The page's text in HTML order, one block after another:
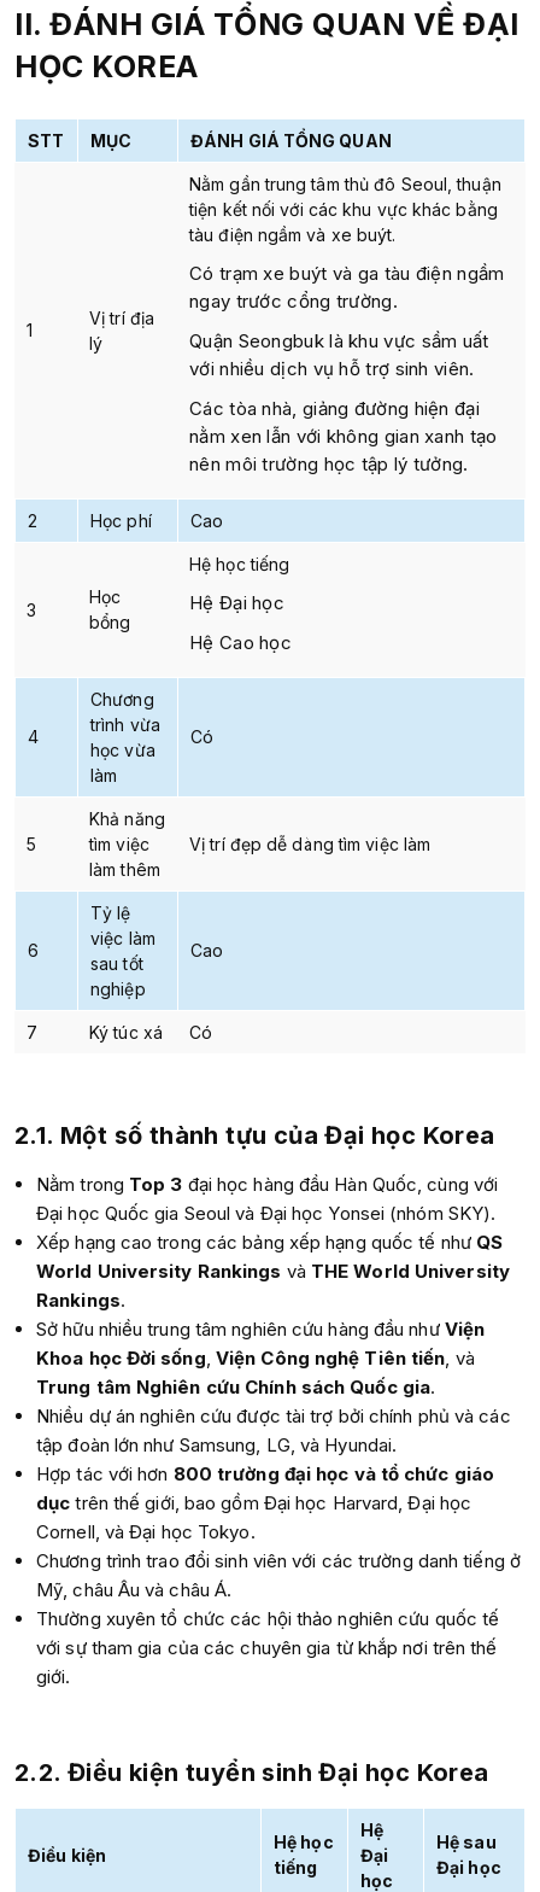
II. ĐÁNH GIÁ TỔNG QUAN VỀ ĐẠI
HỌC KOREA
STT MỤC ĐÁNH GIÁ TỔNG QUAN
1
Vị trí địa
lý
Nằm gần trung tâm thủ đô Seoul, thuận
tiện kết nối với các khu vực khác bằng
tàu điện ngầm và xe buýt.
Có trạm xe buýt và ga tàu điện ngầm
ngay trước cổng trường.
Quận Seongbuk là khu vực sầm uất
với nhiều dịch vụ hỗ trợ sinh viên.
Các tòa nhà, giảng đường hiện đại
nằm xen lẫn với không gian xanh tạo
nên môi trường học tập lý tưởng.
2 Học phí Cao
3
Học
bổng
Hệ học tiếng
Hệ Đại học
Hệ Cao học
4
Chương
trình vừa
học vừa
làm
Có
5
Khả năng
tìm việc
làm thêm
Vị trí đẹp dễ dàng tìm việc làm
6
Tỷ lệ
việc làm
sau tốt
nghiệp
Cao
7 Ký túc xá Có
2.1. Một số thành tựu của Đại học Korea
Nằm trong Top 3 đại học hàng đầu Hàn Quốc, cùng với
Đại học Quốc gia Seoul và Đại học Yonsei (nhóm SKY).
Xếp hạng cao trong các bảng xếp hạng quốc tế như QS
World University Rankings và THE World University
Rankings.
Sở hữu nhiều trung tâm nghiên cứu hàng đầu như Viện
Khoa học Đời sống Viện Công nghệ Tiên tiến , và
Trung tâm Nghiên cứu Chính sách Quốc gia.
Nhiều dự án nghiên cứu được tài trợ bởi chính phủ và các
tập đoàn lớn như Samsung, LG, và Hyundai.
Hợp tác với hơn 800 trường đại học và tổ chức giáo
dục trên thế giới, bao gồm Đại học Harvard, Đại học
Cornell, và Đại học Tokyo.
Chương trình trao đổi sinh viên với các trường danh tiếng ở
Mỹ, châu Âu và châu Á.
Thường xuyên tổ chức các hội thảo nghiên cứu quốc tế
với sự tham gia của các chuyên gia từ khắp nơi trên thế
giới.
2.2. Điều kiện tuyển sinh Đại học Korea
Điều kiện
Hệ học
tiếng
Hệ
Đại
học
Hệ sau
Đại học